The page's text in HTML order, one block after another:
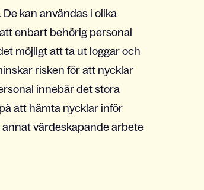
kan användas i olika
enbart behörig personal
möjligt att ta ut loggar och
risken för att nycklar
innebär det stora
att hämta nycklar inför
annat värdeskapande arbete